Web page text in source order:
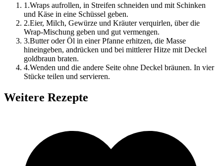
1 .Wraps aufrollen, in Streifen schneiden und mit Schinken
und Käse in eine Schüssel geben.
2.Eier, Milch, Gewürze und Kräuter verquirlen, über die
Wrap-Mischung geben und gut vermengen.
3.Butter oder Öl in einer Pfanne erhitzen, die Masse
hineingeben, andrücken und bei mittlerer Hitze mit Deckel
goldbraun braten.
4.Wenden und die andere Seite ohne Deckel bräunen. In vier
Stücke teilen und servieren.
Weitere Rezepte